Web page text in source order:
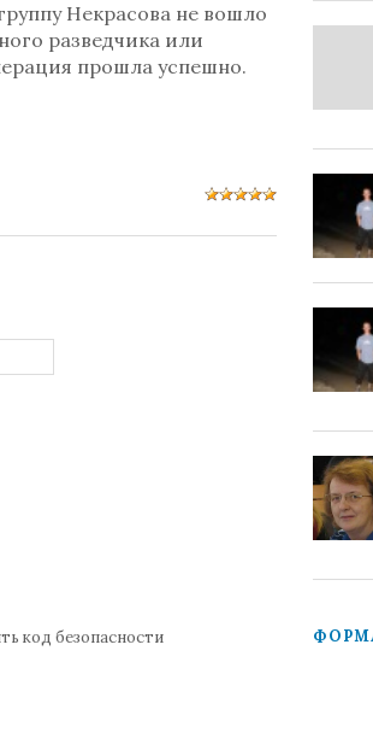
Некрасова не вошло
разведчика или
прошла успешно.